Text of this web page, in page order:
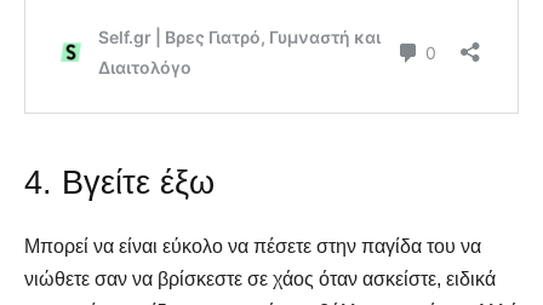
4. Βγείτε έξω
Μπορεί να είναι εύκολο να πέσετε στην παγίδα του να
νιώθετε σαν να βρίσκεστε σε χάος όταν ασκείστε, ειδικά